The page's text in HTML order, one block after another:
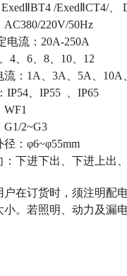
/ExedⅡCT4/、
220V/50Hz
流：20A-250A
4、6、8、10、12
：1A、3A、5A、10A
、IP55 、IP65
2~G3
：φ6~φ55mm
下进下出、下进上出
户在订货时，须注明配
小。若照明、动力及漏